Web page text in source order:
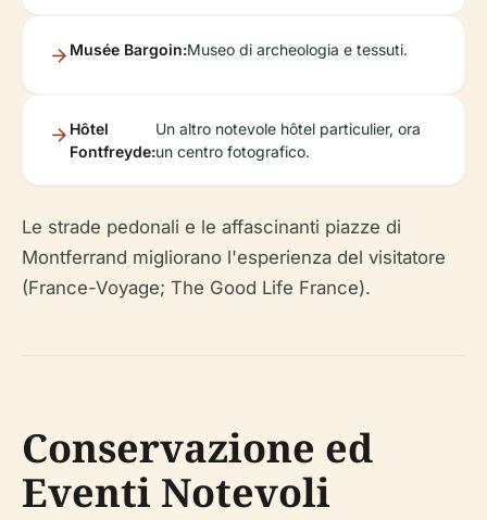
Musée Bargoin:Museo di archeologia e tessuti.
Hôtel
Fontfreyde:
Un altro notevole hôtel particulier, ora
un centro fotografico.
Le strade pedonali e le affascinanti piazze di
Montferrand migliorano l'esperienza del visitatore
(France-Voyage; The Good Life France).
Conservazione ed
Eventi Notevoli